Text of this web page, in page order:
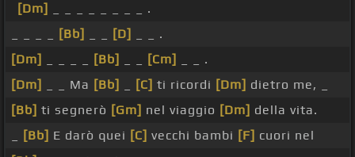
[Dm]
_ _ _ _ _ _ _ _ .
[Bb] [D]
_ _ .
[Dm]
[Bb] [Cm]
_ _ .
[Dm]
_ _ Ma [Bb] [C] ti ricordi [Dm] dietro me, _
[Bb] ti segnerò [Gm] nel viaggio [Dm] della vita.
[Bb] E darò quei [C] vecchi bambi [F] cuori nel